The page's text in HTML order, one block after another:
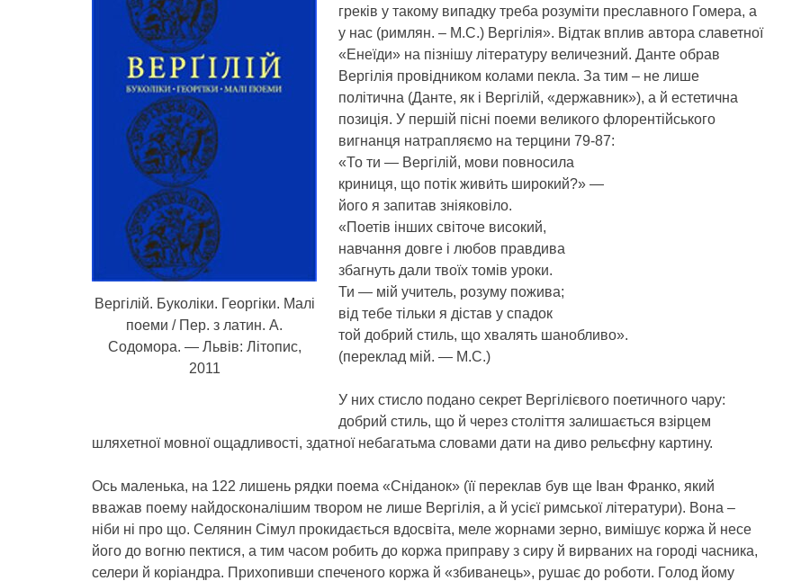
Вергілій. Буколіки. Георгіки. Малі
поеми / Пер. з латин. А.
Содомора. — Львів: Літопис,
2011
греків у такому випадку треба розуміти преславного Гомера, а
у нас (римлян. – М.С.) Вергілія». Відтак вплив автора славетної
«Енеїди» на пізнішу літературу величезний. Данте обрав
Вергілія провідником колами пекла. За тим – не лише
політична (Данте, як і Вергілій, «державник»), а й естетична
позиція. У першій пісні поеми великого флорентійського
вигнанця натрапляємо на терцини 79-87:
«То ти — Вергілій, мови повносила
криниця, що потік живи́ть широкий?» —
його я запитав зніяковіло.
«Поетів інших світоче високий,
навчання довге і любов правдива
збагнуть дали твоїх томів уроки.
Ти — мій учитель, розуму пожива;
від тебе тільки я дістав у спадок
той добрий стиль, що хвалять шанобливо».
(переклад мій. — М.С.)
У них стисло подано секрет Вергілієвого поетичного чару:
добрий стиль, що й через століття залишається взірцем
шляхетної мовної ощадливості, здатної небагатьма словами дати на диво рельєфну картину.
Ось маленька, на 122 лишень рядки поема «Сніданок» (її переклав був ще Іван Франко, який
вважав поему найдосконалішим твором не лише Вергілія, а й усієї римської літератури). Вона –
ніби ні про що. Селянин Сімул прокидається вдосвіта, меле жорнами зерно, вимішує коржа й несе
його до вогню пектися, а тим часом робить до коржа приправу з сиру й вирваних на городі часника,
селери й коріандра. Прихопивши спеченого коржа й «збиванець», рушає до роботи. Голод йому